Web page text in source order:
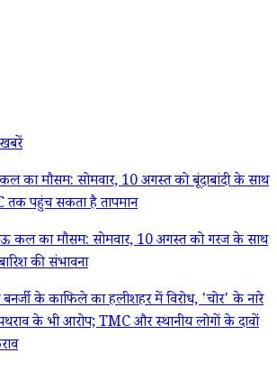
का मौसम: सोमवार, 10 अगस्त को बूंदाबांदी के साथ
तक पहुंच सकता है तापमान
कल का मौसम: सोमवार, 10 अगस्त को गरज के साथ
की संभावना
के काफिले का हलीशहर में विरोध, 'चोर' के नारे
के भी आरोप; TMC और स्थानीय लोगों के दावों